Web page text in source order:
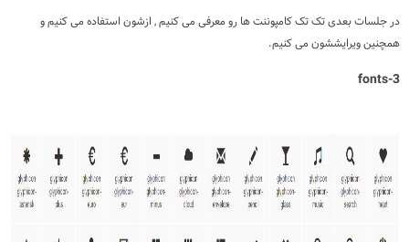
در جلسات بعدی تک تک کامپوننت ها رو معرفی می کنیم , ازشون استفاده می کنیم و
همچنین ویرایششون می کنیم.
3-fonts